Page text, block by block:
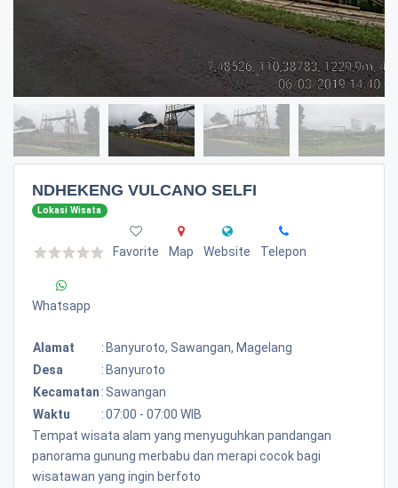
NDHEKENG VULCANO SELFI
Lokasi Wisata
Favorite Map Website Telepon
Whatsapp
Alamat : Banyuroto, Sawangan, Magelang
Desa
: Banyuroto
Kecamatan : Sawangan
Waktu
:07:00 - 07:00 WIB
Tempat wisata alam yang menyuguhkan pandangan
panorama gunung merbabu dan merapi cocok bagi
wisatawan yang ingin berfoto